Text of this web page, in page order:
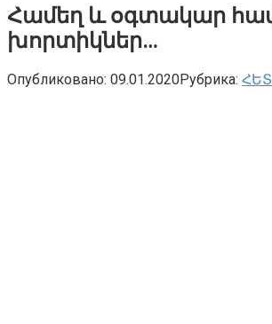
Համեղ և օգտակար
խորտիկներ…
Опубликовано: 09.01.2020Рубрика: